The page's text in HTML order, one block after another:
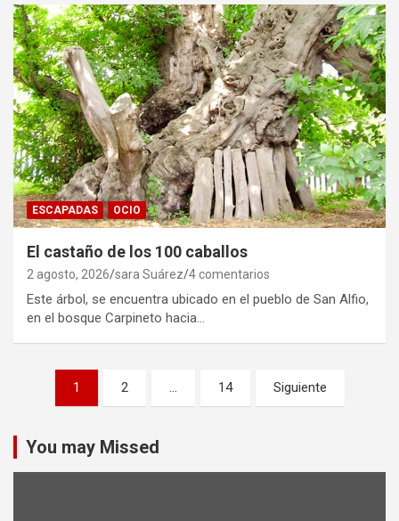
ESCAPADAS OCIO
El castaño de los 100 caballos
2 agosto, 2026 sara Suárez 4 comentarios
Este árbol, se encuentra ubicado en el pueblo de San Alfio,
en el bosque Carpineto hacia…
Paginación
entradas
1 2 … 14 Siguiente
You may Missed